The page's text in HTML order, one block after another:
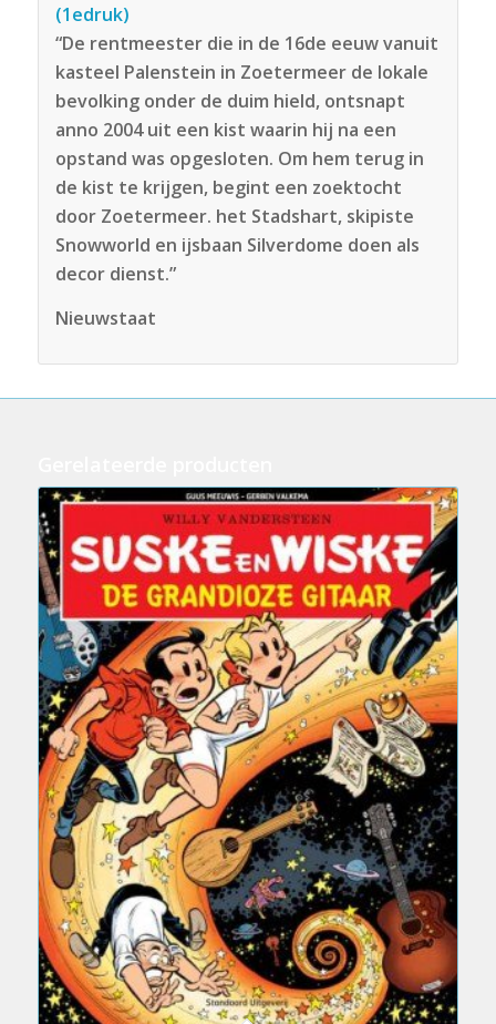
(1edruk)
“De rentmeester die in de 16de eeuw vanuit
kasteel Palenstein in Zoetermeer de lokale
bevolking onder de duim hield, ontsnapt
anno 2004 uit een kist waarin hij na een
opstand was opgesloten. Om hem terug in
de kist te krijgen, begint een zoektocht
door Zoetermeer. het Stadshart, skipiste
Snowworld en ijsbaan Silverdome doen als
decor dienst.”
Nieuwstaat